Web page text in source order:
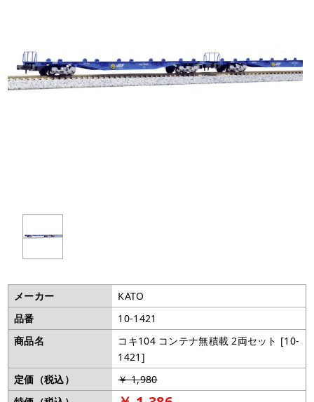
メーカー
KATO
品番
10-1421
商品名
コキ104 コンテナ無積載 2両セット [10-
1421]
定価（税込）
￥ 1,980